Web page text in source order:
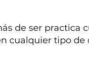
de ser practica
cualquier tipo de